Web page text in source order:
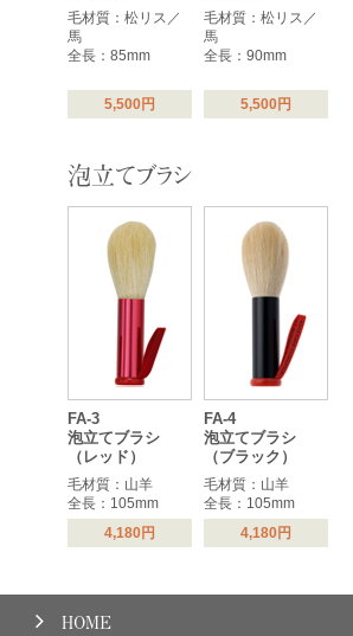
毛材質：松リス／
馬
全長：85mm
5,500円
毛材質：松リス／
馬
全長：90mm
5,500円
泡立てブラシ
FA-3
泡立てブラシ
（レッド）
毛材質：山羊
全長：105mm
4,180円
FA-4
泡立てブラシ
（ブラック）
毛材質：山羊
全長：105mm
4,180円
HOME